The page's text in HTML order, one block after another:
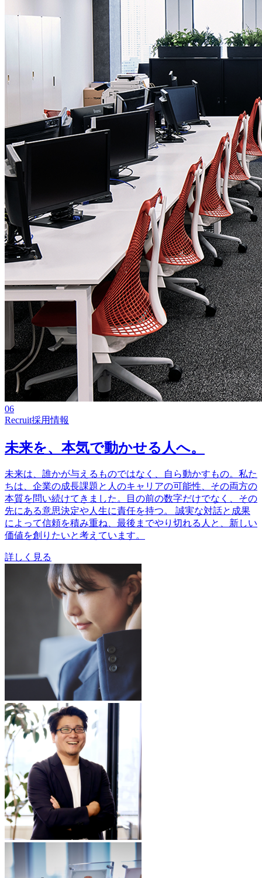
06
Recruit採用情報
未来を、本気で動かせる人へ。
未来は、誰かが与えるものではなく、自ら動かすもの。私た
ちは、企業の成長課題と人のキャリアの可能性、その両方の
本質を問い続けてきました。目の前の数字だけでなく、その
先にある意思決定や人生に責任を持つ。 誠実な対話と成果
によって信頼を積み重ね、最後までやり切れる人と、新しい
価値を創りたいと考えています。
詳しく見る